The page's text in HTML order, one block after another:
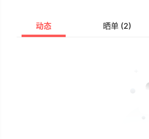
动态 晒单 (2)